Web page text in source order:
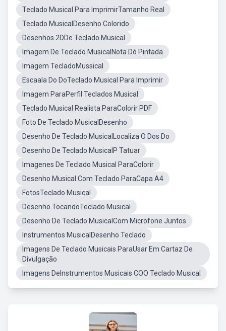
Teclado Musical Para ImprimirTamanho Real
Teclado MusicalDesenho Colorido
Desenhos 2DDe Teclado Musical
Imagem De Teclado MusicalNota Dó Pintada
Imagem TecladoMussical
Escaala Do DoTeclado Musical Para Imprimir
Imagem ParaPerfil Teclados Musical
Teclado Musical Realista ParaColorir PDF
Foto De Teclado MusicalDesenho
Desenho De Teclado MusicalLocaliza O Dos Do
Desenho De Teclado MusicalP Tatuar
Imagenes De Teclado Musical ParaColorir
Desenho Musical Com Teclado ParaCapa A4
FotosTeclado Musical
Desenho TocandoTeclado Musical
Desenho De Teclado MusicalCom Microfone Juntos
Instrumentos MusicalDesenho Teclado
Imagens De Teclado Musicais ParaUsar Em Cartaz De
Divulgação
Imagens DeInstrumentos Musicais COO Teclado Musical